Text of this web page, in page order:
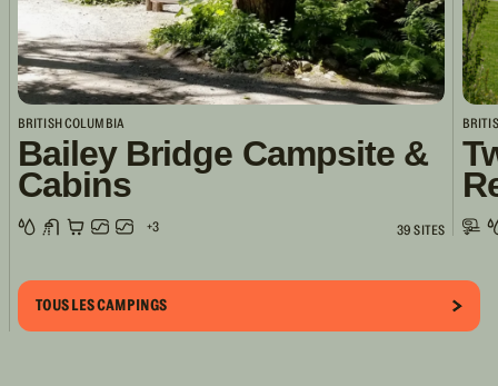
BRITISH COLUMBIA
Bailey Bridge Campsite &
Cabins
+3 39 SITES
TOUS LES CAMPINGS